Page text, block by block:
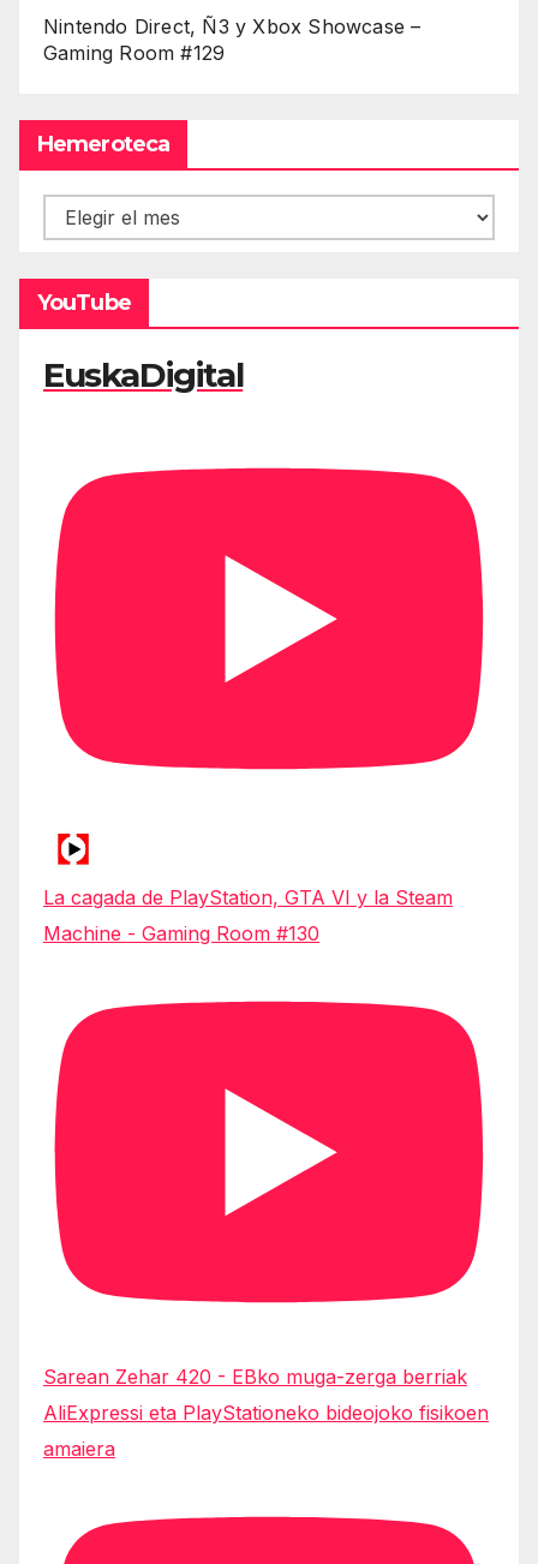
Nintendo Direct, Ñ3 y Xbox Showcase –
Gaming Room #129
Hemeroteca
Hemeroteca
YouTube
EuskaDigital
La cagada de PlayStation, GTA VI y la Steam
Machine - Gaming Room #130
Sarean Zehar 420 - EBko muga-zerga berriak
AliExpressi eta PlayStationeko bideojoko fisikoen
amaiera